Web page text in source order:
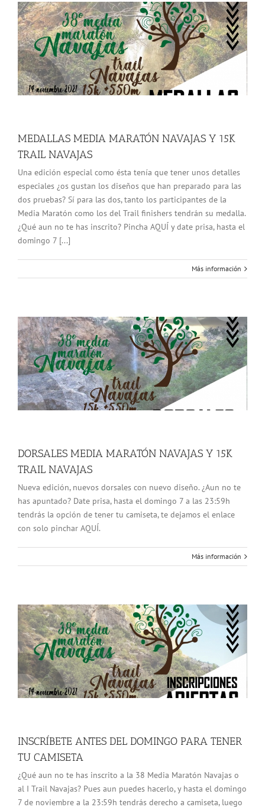
MEDALLAS MEDIA MARATÓN NAVAJAS Y 15K
TRAIL NAVAJAS
Una edición especial como ésta tenía que tener unos detalles
especiales ¿os gustan los diseños que han preparado para las
dos pruebas? Sí para las dos, tanto los participantes de la
Media Maratón como los del Trail finishers tendrán su medalla.
¿Qué aun no te has inscrito? Pincha AQUÍ y date prisa, hasta el
domingo 7 [...]
Más información
DORSALES MEDIA MARATÓN NAVAJAS Y 15K
TRAIL NAVAJAS
Nueva edición, nuevos dorsales con nuevo diseño. ¿Aun no te
has apuntado? Date prisa, hasta el domingo 7 a las 23:59h
tendrás la opción de tener tu camiseta, te dejamos el enlace
con solo pinchar AQUÍ.
Más información
INSCRÍBETE ANTES DEL DOMINGO PARA TENER
TU CAMISETA
¿Qué aun no te has inscrito a la 38 Media Maratón Navajas o
al I Trail Navajas? Pues aun puedes hacerlo, y hasta el domingo
7 de noviembre a la 23:59h tendrás derecho a camiseta, luego